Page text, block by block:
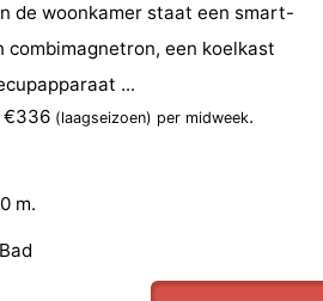
de woonkamer staat een smart-
combimagnetron, een koelkast
...
€336 (laagseizoen) per midweek.
m.